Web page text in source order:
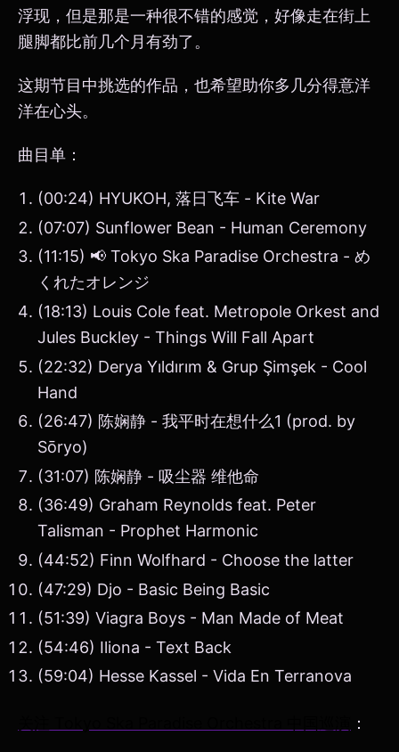
浮现，但是那是一种很不错的感觉，好像走在街上
腿脚都比前几个月有劲了。
这期节目中挑选的作品，也希望助你多几分得意洋
洋在心头。
曲目单：
(00:24) HYUKOH, 落日飞车 - Kite War
(07:07) Sunflower Bean - Human Ceremony
(11:15) 📢 Tokyo Ska Paradise Orchestra - め
くれたオレンジ
(18:13) Louis Cole feat. Metropole Orkest and
Jules Buckley - Things Will Fall Apart
(22:32) Derya Yıldırım & Grup Şimşek - Cool
Hand
(26:47) 陈娴静 - 我平时在想什么1 (prod. by
Sōryo)
(31:07) 陈娴静 - 吸尘器 维他命
(36:49) Graham Reynolds feat. Peter
Talisman - Prophet Harmonic
(44:52) Finn Wolfhard - Choose the latter
(47:29) Djo - Basic Being Basic
(51:39) Viagra Boys - Man Made of Meat
(54:46) Iliona - Text Back
(59:04) Hesse Kassel - Vida En Terranova
：